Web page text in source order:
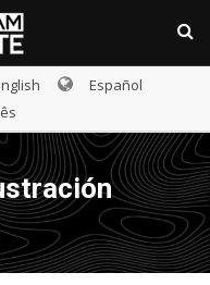
Español